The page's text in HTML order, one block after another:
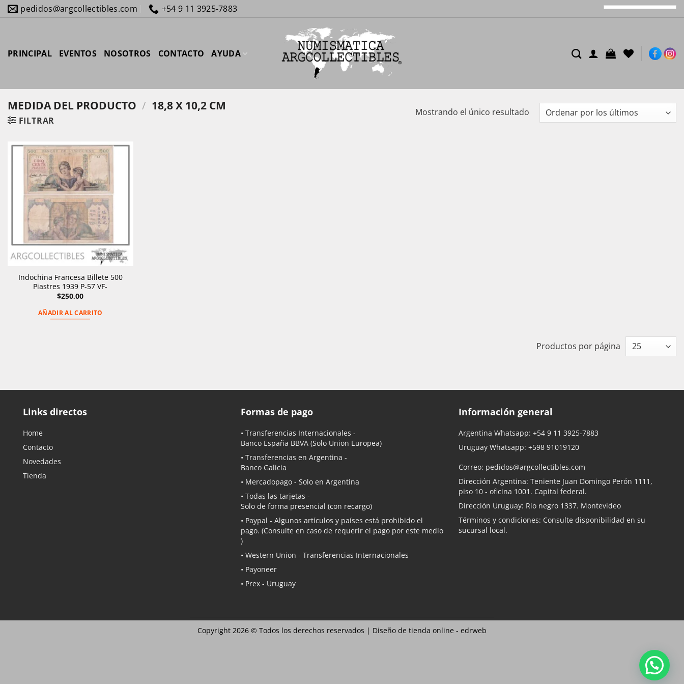
Saltar
al
pedidos@argcollectibles.com +54 9 11 3925-7883
PRINCIPAL EVENTOS NOSOTROS CONTACTO AYUDA
MEDIDA DEL PRODUCTO / 18,8 X 10,2 CM
FILTRAR
Mostrando el único resultado
Indochina Francesa Billete 500
Piastres 1939 P-57 VF-
$250,00
AÑADIR AL CARRITO
Productos por página
Links directos
Home
Contacto
Novedades
Tienda
Formas de pago
• Transferencias Internacionales -
Banco España BBVA (Solo Union Europea)
• Transferencias en Argentina -
Banco Galicia
• Mercadopago - Solo en Argentina
• Todas las tarjetas -
Solo de forma presencial (con recargo)
• Paypal - Algunos artículos y países está prohibido el
pago. (Consulte en caso de requerir el pago por este medio
)
• Western Union - Transferencias Internacionales
• Payoneer
• Prex - Uruguay
Información general
Argentina Whatsapp: +54 9 11 3925-7883
Uruguay Whatsapp: +598 91019120
Correo: pedidos@argcollectibles.com
Dirección Argentina: Teniente Juan Domingo Perón 1111,
piso 10 - oficina 1001. Capital federal.
Dirección Uruguay: Rio negro 1337. Montevideo
Términos y condiciones: Consulte disponibilidad en su
sucursal local.
Copyright 2026 © Todos los derechos reservados | Diseño de tienda online - edrweb